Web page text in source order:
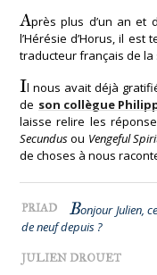
Après plus d’un an et
l’Hérésie d’Horus, il
traducteur français de la
Il nous avait déjà
de son collègue
laisse relire les
Secundusou Vengeful
de choses à nous
PRIAD Bonjour Julien,
de neuf depuis ?
JULIEN DROUET